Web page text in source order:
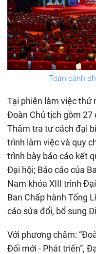
Toàn cảnh
Tại phiên làm việc thứ
Đoàn Chủ tịch gồm 27
Thẩm tra tư cách đại
trình làm việc và quy
trình bày báo cáo kết
Đại hội; Báo cáo của
Nam khóa XIII trình
Ban Chấp hành Tổng
cáo sửa đổi, bổ sung
Với phương châm:
Đổi mới - Phát triển”,